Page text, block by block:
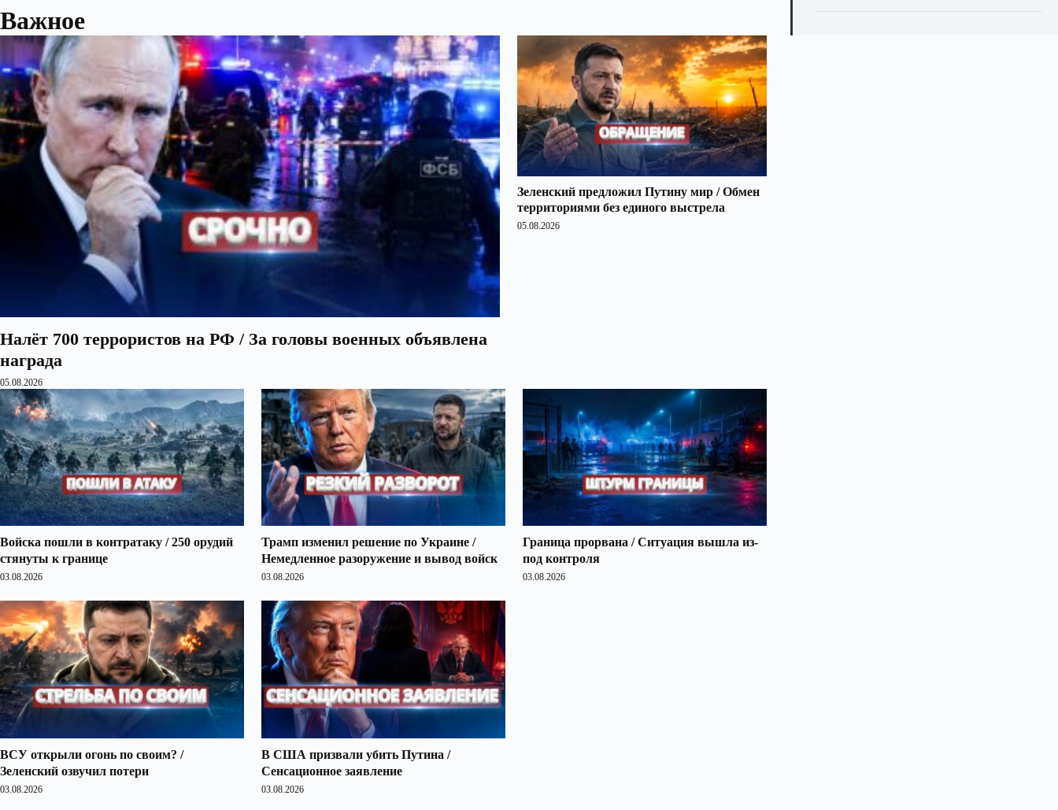
Важное
Налёт 700 террористов на РФ / За головы военных объявлена
награда
05.08.2026
Зеленский предложил Путину мир / Обмен
территориями без единого выстрела
05.08.2026
Войска пошли в контратаку / 250 орудий
стянуты к границе
03.08.2026
Трамп изменил решение по Украине /
Немедленное разоружение и вывод войск
03.08.2026
Граница прорвана / Ситуация вышла из-
под контроля
03.08.2026
ВСУ открыли огонь по своим? /
Зеленский озвучил потери
03.08.2026
В США призвали убить Путина /
Сенсационное заявление
03.08.2026